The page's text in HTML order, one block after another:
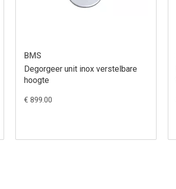
BMS
Degorgeer unit inox verstelbare
hoogte
€ 899.00